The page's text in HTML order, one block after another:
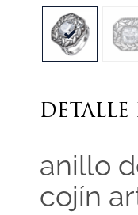
anillo
cojín